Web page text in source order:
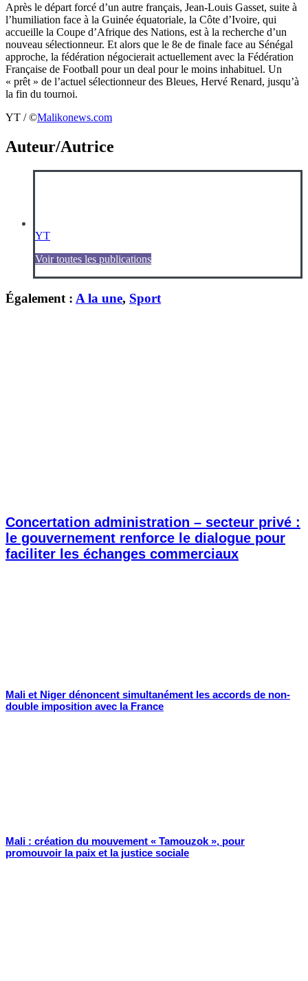
Après le départ forcé d’un autre français, Jean-Louis Gasset, suite à
l’humiliation face à la Guinée équatoriale, la Côte d’Ivoire, qui
accueille la Coupe d’Afrique des Nations, est à la recherche d’un
nouveau sélectionneur. Et alors que le 8e de finale face au Sénégal
approche, la fédération négocierait actuellement avec la Fédération
Française de Football pour un deal pour le moins inhabituel. Un
« prêt » de l’actuel sélectionneur des Bleues, Hervé Renard, jusqu’à
la fin du tournoi.
YT / ©️Malikonews.com
Auteur/Autrice
YT
Voir toutes les publications
Également : A la une, Sport
Concertation administration – secteur privé :
le gouvernement renforce le dialogue pour
faciliter les échanges commerciaux
Mali et Niger dénoncent simultanément les accords de non-
double imposition avec la France
Mali : création du mouvement « Tamouzok », pour
promouvoir la paix et la justice sociale